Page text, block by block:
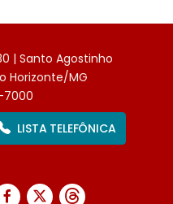
| Santo Agostinho
Horizonte/MG
7000
LISTA TELEFÔNICA